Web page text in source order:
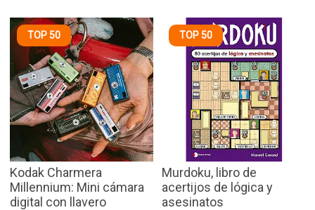
TOP 50
Kodak Charmera
Millennium: Mini cámara
digital con llavero
TOP 50
Murdoku, libro de
acertijos de lógica y
asesinatos